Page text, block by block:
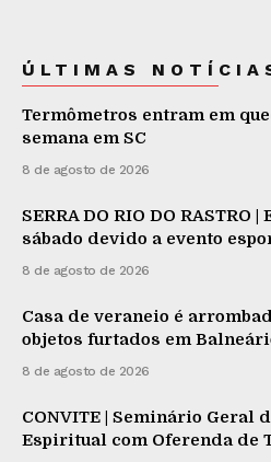
ÚLTIMAS
Termômetros entram em
semana em SC
8 de agosto de 2026
SERRA DO RIO DO
sábado devido a evento
8 de agosto de 2026
Casa de veraneio é
objetos furtados em
8 de agosto de 2026
CONVITE | Seminário Geral
Espiritual com Oferenda de